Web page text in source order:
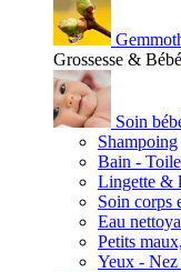
Grossesse & Bébé
Soin
Shampoing
Bain -
Lingette &
Soin corps
Eau
Petits
Yeux -